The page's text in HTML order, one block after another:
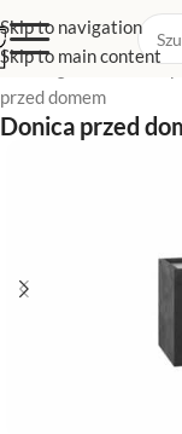
Skip to navigation
Skip to main content
Strona główna/
przed domem
Donica przed